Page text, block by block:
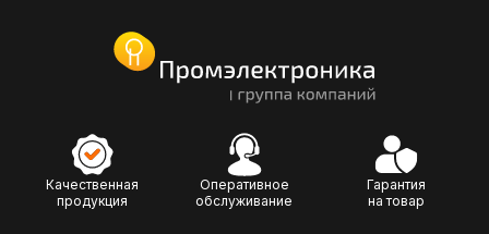
Качественная
продукция
Оперативное
обслуживание
Гарантия
на товар